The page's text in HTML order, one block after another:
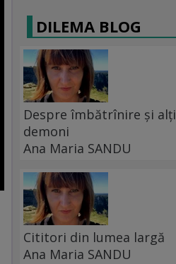
DILEMA BLOG
Despre îmbătrînire și alți
demoni
Ana Maria SANDU
Cititori din lumea largă
Ana Maria SANDU